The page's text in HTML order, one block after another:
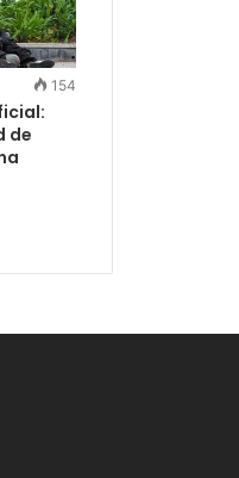
154
de